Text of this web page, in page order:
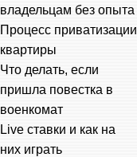
владельцам без опыта
Процесс приватизации
квартиры
Что делать, если
пришла повестка в
военкомат
Live ставки и как на
них играть